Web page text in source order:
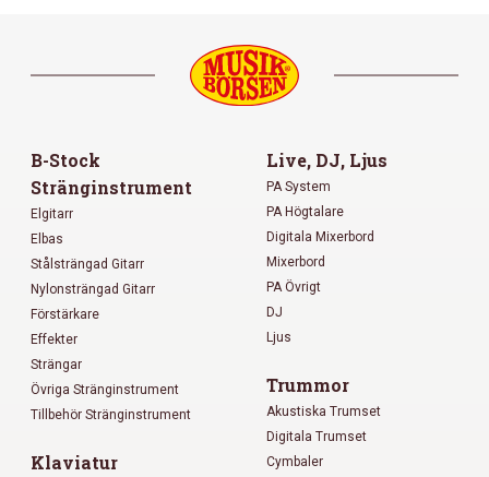
B-Stock
Stränginstrument
Elgitarr
Elbas
Stålsträngad Gitarr
Nylonsträngad Gitarr
Förstärkare
Effekter
Strängar
Övriga Stränginstrument
Tillbehör Stränginstrument
Klaviatur
Live, DJ, Ljus
PA System
PA Högtalare
Digitala Mixerbord
Mixerbord
PA Övrigt
DJ
Ljus
Trummor
Akustiska Trumset
Digitala Trumset
Cymbaler